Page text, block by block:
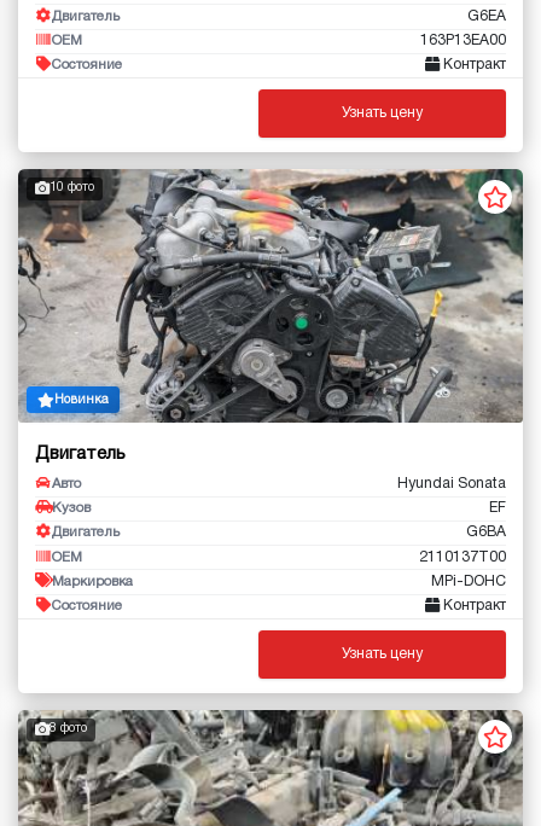
Двигатель G6EA
OEM 163P13EA00
Состояние Контракт
Узнать цену
10 фото
Новинка
Двигатель
Авто Hyundai Sonata
Кузов EF
Двигатель G6BA
OEM 2110137T00
Маркировка MPi-DOHC
Состояние Контракт
Узнать цену
8 фото